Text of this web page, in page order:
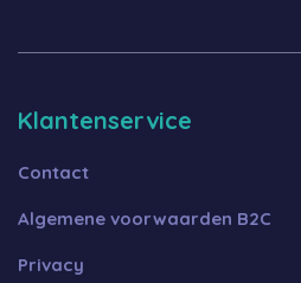
Klantenservice
Contact
Algemene voorwaarden B2C
Privacy